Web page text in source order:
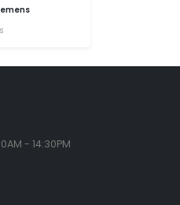
- 14:30PM